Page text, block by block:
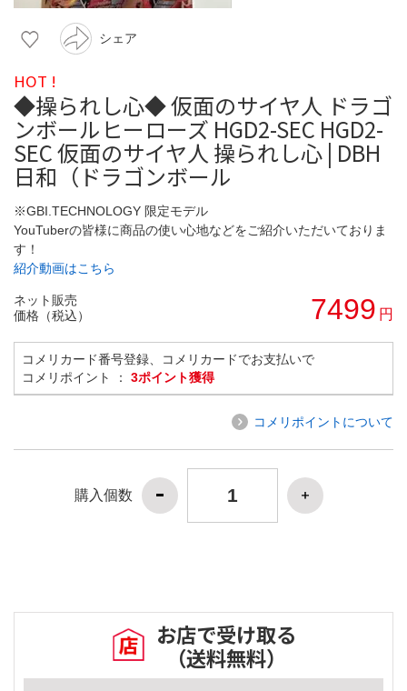
シェア
HOT !
◆操られし心◆ 仮面のサイヤ人 ドラゴ
ンボールヒーローズ HGD2-SEC HGD2-
SEC 仮面のサイヤ人 操られし心 | DBH
日和（ドラゴンボール
※GBI.TECHNOLOGY 限定モデル
YouTuberの皆様に商品の使い心地などをご紹介いただいておりま
す！
紹介動画はこちら
ネット販売
価格（税込）
7499 円
コメリカード番号登録、コメリカードでお支払いで
コメリポイント ： 3ポイント獲得
コメリポイントについて
購入個数
お店で受け取る
（送料無料）